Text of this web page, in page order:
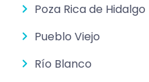
Poza Rica de Hidalgo
Pueblo Viejo
Río Blanco